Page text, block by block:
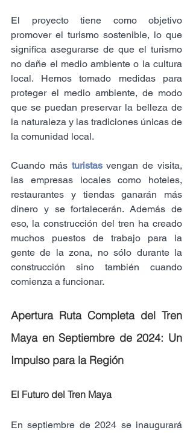
El proyecto tiene como objetivo
promover el turismo sostenible, lo que
significa asegurarse de que el turismo
no dañe el medio ambiente o la cultura
local. Hemos tomado medidas para
proteger el medio ambiente, de modo
que se puedan preservar la belleza de
la naturaleza y las tradiciones únicas de
la comunidad local.
Cuando más turistas vengan de visita,
las empresas locales como hoteles,
restaurantes y tiendas ganarán más
dinero y se fortalecerán. Además de
eso, la construcción del tren ha creado
muchos puestos de trabajo para la
gente de la zona, no sólo durante la
construcción sino también cuando
comienza a funcionar.
Apertura Ruta Completa del Tren
Maya en Septiembre de 2024: Un
Impulso para la Región
El Futuro del Tren Maya
En septiembre de 2024 se inaugurará